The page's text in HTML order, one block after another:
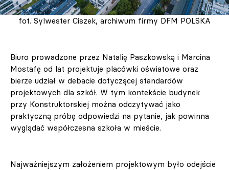
fot. Sylwester Ciszek, archiwum firmy DFM POLSKA
Biuro prowadzone przez Natalię Paszkowską i Marcina
Mostafę od lat projektuje placówki oświatowe oraz
bierze udział w debacie dotyczącej standardów
projektowych dla szkół. W tym kontekście budynek
przy Konstruktorskiej można odczytywać jako
praktyczną próbę odpowiedzi na pytanie, jak powinna
wyglądać współczesna szkoła w mieście.
Najważniejszym założeniem projektowym było odejście